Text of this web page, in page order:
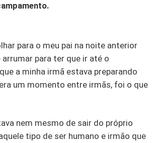
para o meu pai na noite anterior
arrumar para ter que ir até o
a minha irmã estava preparando
um momento entre irmãs, foi o que
nem mesmo de sair do próprio
tipo de ser humano e irmão que